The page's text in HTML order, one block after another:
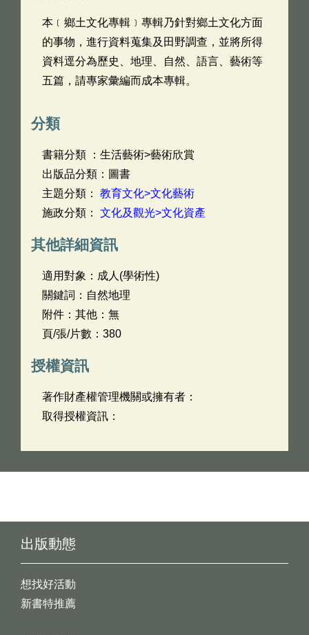
本﹝鄉土文化專輯﹞專輯乃針對鄉土文化方面
的事物，進行資料蒐集及田野調查，並將所得
資料逕分為歷史、地理、自然、語言、藝術等
五篇，請專家彙編而成本專輯。
分類
書籍分類 ：生活藝術>藝術欣賞
出版品分類：圖書
主題分類： 教育文化>文化藝術
施政分類： 文化及觀光>文化資產
其他詳細資訊
適用對象：成人(學術性)
關鍵詞：自然地理
附件：其他：無
頁/張/片數：380
授權資訊
著作財產權管理機關或擁有者：
取得授權資訊：
出版動態
想找好活動
新書特推薦